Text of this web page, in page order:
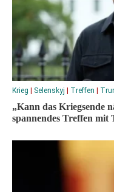
Krieg Selenskyj Treffen
„Kann das Kriegsende
spannendes Treffen mit